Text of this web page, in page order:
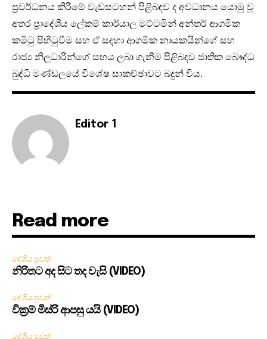
ප‍්‍රවර්ධනය කිරීමේ වැඩසටහන් පිළිබඳව ද අවධානය යොමු වූ
අතර ප‍්‍රාදේශීය ලේකම් කාර්යාල මට්ටමින් අන්තර් ආගමික
කමිටු පිහිටුවීම සහ ඒ සඳහා ආගමික නායකයින්ගේ සහ
රාජ්‍ය නිලධාරින්ගේ සහය ලබා ගැනීම පිළිබඳව ජාතික බෞද්ධ
බුද්ධි මණ්ඩලයේ විශේෂ සාකච්ඡාවට බදුන් විය.
Editor 1
Read more
දේශීය පුවත්
නිරිතට අද සිට තද වැසි (VIDEO)
දේශීය පුවත්
වික්‍රම් මිස්රි ආපසු යයි (VIDEO)
දේශීය පුවත්